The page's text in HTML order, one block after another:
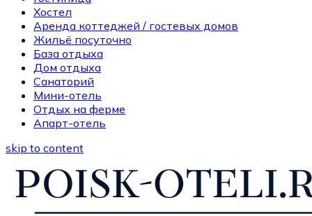
Хостел
Аренда коттеджей / гостевых домов
Жильё посуточно
База отдыха
Дом отдыха
Санаторий
Мини-отель
Отдых на ферме
Апарт-отель
skip to content